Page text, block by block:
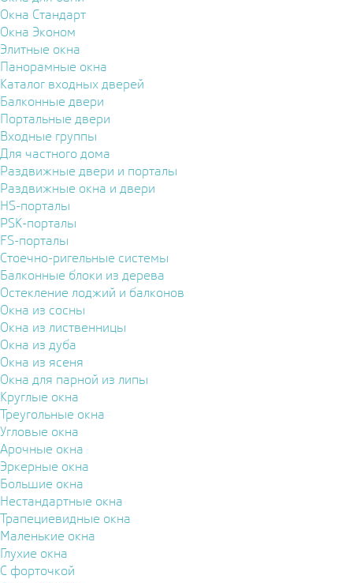
Окна Стандарт
Окна Эконом
Элитные окна
Панорамные окна
Каталог входных дверей
Балконные двери
Портальные двери
Входные группы
Для частного дома
Раздвижные двери и порталы
Раздвижные окна и двери
HS-порталы
PSK-порталы
FS-порталы
Стоечно-ригельные системы
Балконные блоки из дерева
Остекление лоджий и балконов
Окна из сосны
Окна из лиственницы
Окна из дуба
Окна из ясеня
Окна для парной из липы
Круглые окна
Треугольные окна
Угловые окна
Арочные окна
Эркерные окна
Большие окна
Нестандартные окна
Трапециевидные окна
Маленькие окна
Глухие окна
С форточкой